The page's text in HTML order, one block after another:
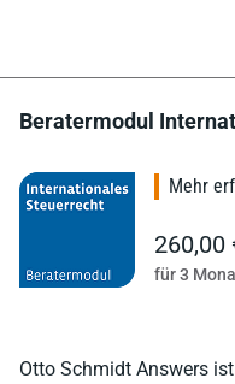
Beratermodul
Otto Schmidt Answers
Mehr
260,00
für 3